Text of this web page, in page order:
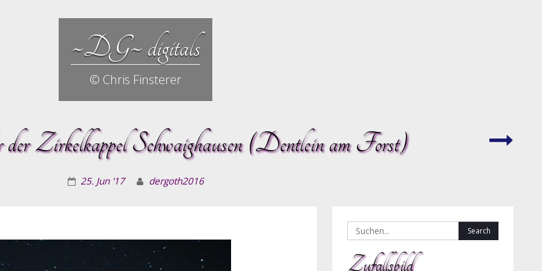
~DG~ digitals
© Chris Finsterer
Zirkelkappel Schwaighausen (Dentlein am Forst)
25. Jun '17 dergoth2016
Search
for:
Zufallsbild